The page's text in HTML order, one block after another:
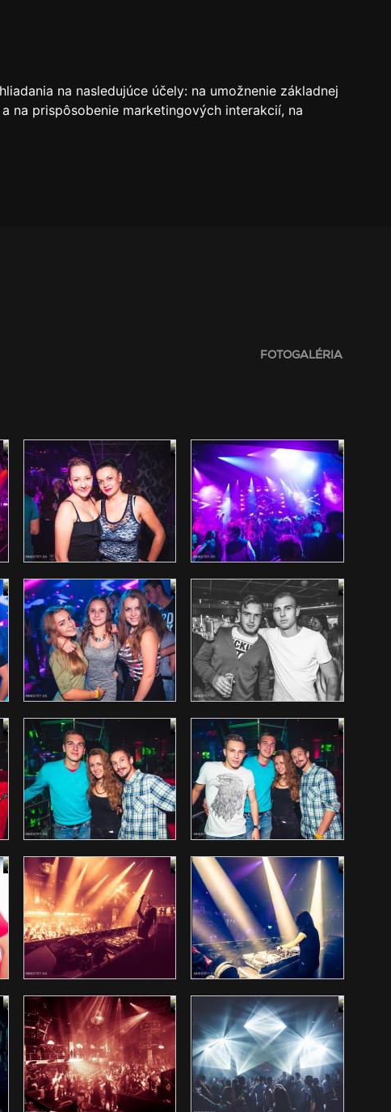
na nasledujúce účely: na umožnenie základnej
na prispôsobenie marketingových interakcií, na
FOTOGALÉRIA